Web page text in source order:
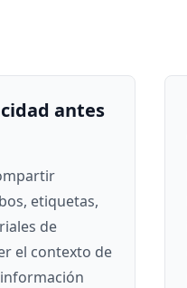
antes
etiquetas,
de
el contexto de